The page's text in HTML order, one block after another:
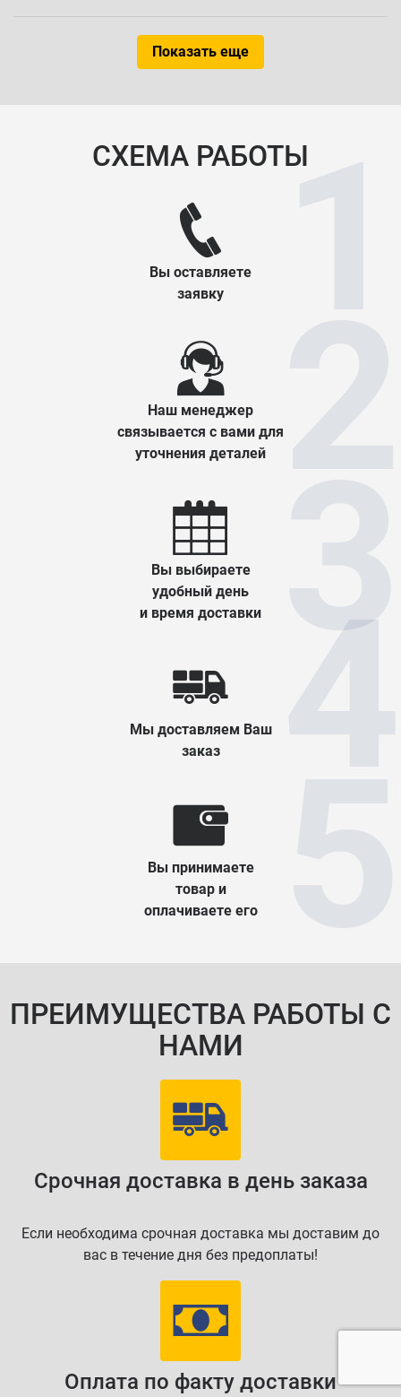
Показать еще
СХЕМА РАБОТЫ
Вы оставляете
заявку
Наш менеджер
связывается с вами для
уточнения деталей
Вы выбираете
удобный день
и время доставки
Мы доставляем Ваш
заказ
Вы принимаете
товар и
оплачиваете его
ПРЕИМУЩЕСТВА РАБОТЫ С
НАМИ
Срочная доставка в день заказа
Если необходима срочная доставка мы доставим до
вас в течение дня без предоплаты!
Оплата по факту доставки